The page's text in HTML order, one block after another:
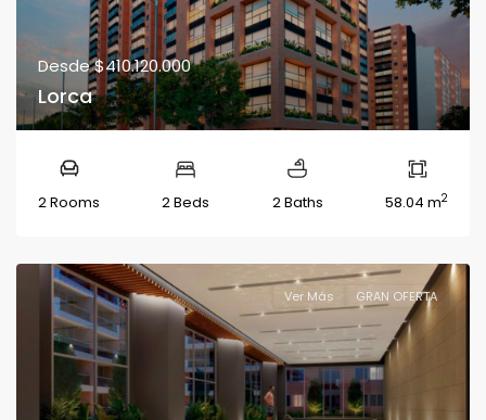
Desde$410.120.000
Lorca
2 Rooms 2 Beds 2 Baths 58.04 m2
Ver Más GRAN OFERTA